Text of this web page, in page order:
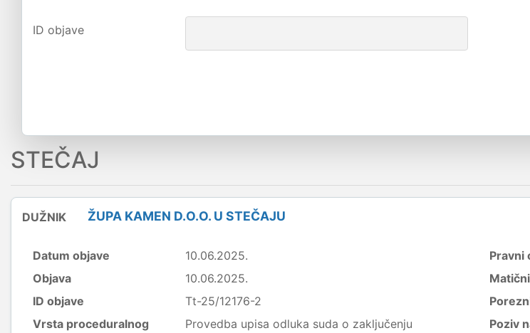
ID objave
STEČAJ
DUŽNIK ŽUPA KAMEN D.O.O. U STEČAJU
Datum objave
10.06.2025.
Objava
10.06.2025.
ID objave
Tt-25/12176-2
Vrsta proceduralnog
Provedba upisa odluka suda o zaključenju
Pravni
Poziv